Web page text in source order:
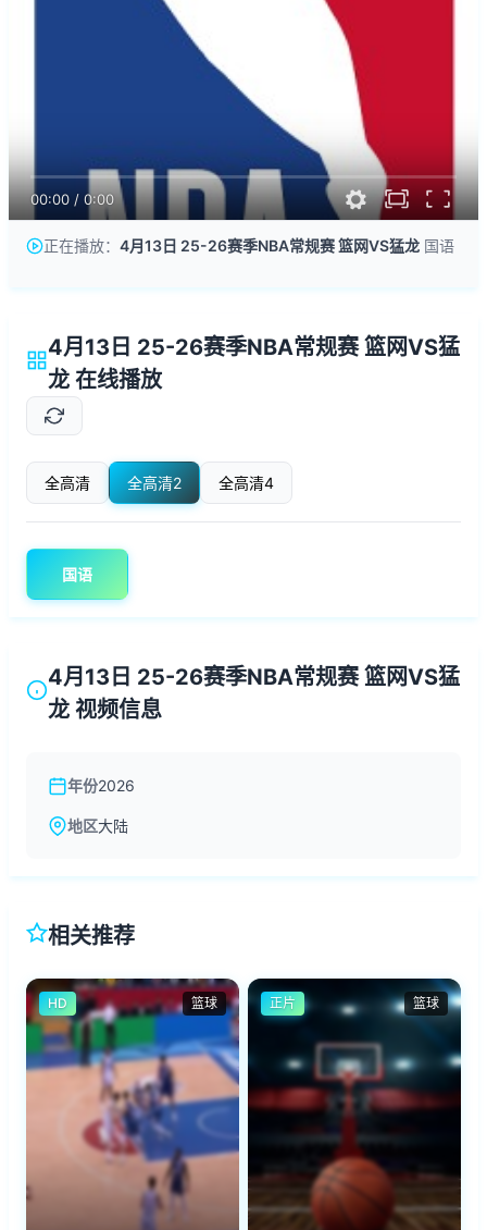
00:00 / 0:00
正在播放： 4月13日 25-26赛季NBA常规赛 篮网VS猛龙 国语
4月13日 25-26赛季NBA常规赛 篮网VS猛
龙 在线播放
全高清 全高清2 全高清4
国语
4月13日 25-26赛季NBA常规赛 篮网VS猛
龙 视频信息
年份2026
地区大陆
相关推荐
篮球
HD 篮球
正片